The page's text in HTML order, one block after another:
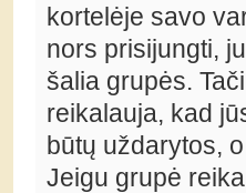
kortelėje savo
nors prisijungti,
šalia grupės.
reikalauja, kad
būtų uždarytos,
Jeigu grupė